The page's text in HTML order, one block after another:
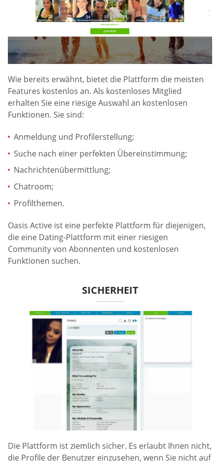
Wie bereits erwähnt, bietet die Plattform die meisten
Features kostenlos an. Als kostenloses Mitglied
erhalten Sie eine riesige Auswahl an kostenlosen
Funktionen. Sie sind:
Anmeldung und Profilerstellung;
Suche nach einer perfekten Übereinstimmung;
Nachrichtenübermittlung;
Chatroom;
Profilthemen.
Oasis Active ist eine perfekte Plattform für diejenigen,
die eine Dating-Plattform mit einer riesigen
Community von Abonnenten und kostenlosen
Funktionen suchen.
SICHERHEIT
Die Plattform ist ziemlich sicher. Es erlaubt Ihnen nicht,
die Profile der Benutzer einzusehen, wenn Sie nicht auf